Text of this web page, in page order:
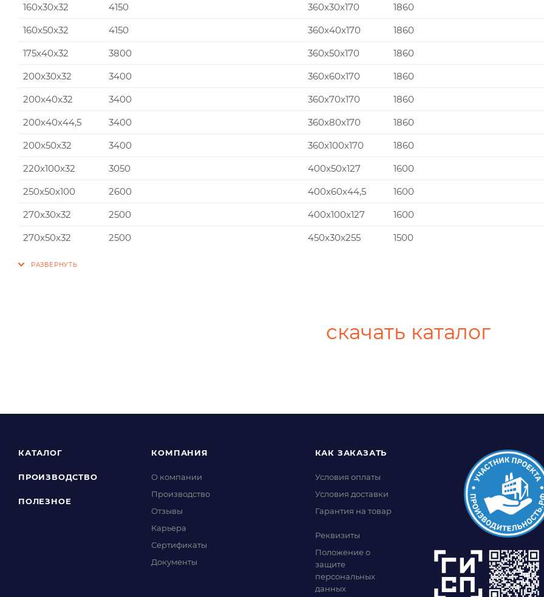
160x30x32
4150 360x30x170
1860
160x50x32
4150 360x40x170
1860
175x40x32
3800 360x50x170
1860
200x30x32
3400 360x60x170
1860
200x40x32
3400 360x70x170
1860
200x40x44,5
3400 360x80x170
1860
200x50x32
3400 360x100x170
1860
220x100x32
3050 400x50x127
1600
250x50x100
2600 400x60x44,5
1600
270x30x32
2500 400x100x127
1600
270x50x32
2500 450x30x255 1500
скачать каталог
КАТАЛОГ
ПРОИЗВОДСТВО
ПОЛЕЗНОЕ
КОМПАНИЯ
О компании
Производство
Отзывы
Карьера
Сертификаты
Документы
КАК ЗАКАЗАТЬ
Условия оплаты
Условия доставки
Гарантия на товар
Реквизиты
Положение о
защите
персональных
данных